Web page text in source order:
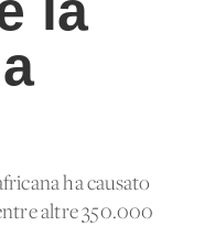
ha causato
altre 350.000